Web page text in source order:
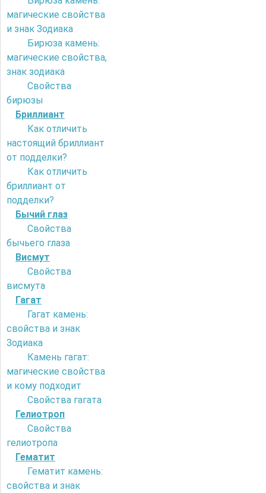
магические свойства
и знак Зодиака
Бирюза камень:
магические свойства,
знак зодиака
Свойства
бирюзы
Бриллиант
Как отличить
настоящий бриллиант
от подделки?
Как отличить
бриллиант от
подделки?
Бычий глаз
Свойства
бычьего глаза
Висмут
Свойства
висмута
Гагат
Гагат камень:
свойства и знак
Зодиака
Камень гагат:
магические свойства
и кому подходит
Свойства гагата
Гелиотроп
Свойства
гелиотропа
Гематит
Гематит камень:
свойства и знак